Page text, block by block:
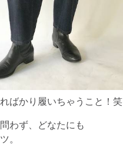
ばかり履いちゃうこと！笑
わず、どなたにも
。